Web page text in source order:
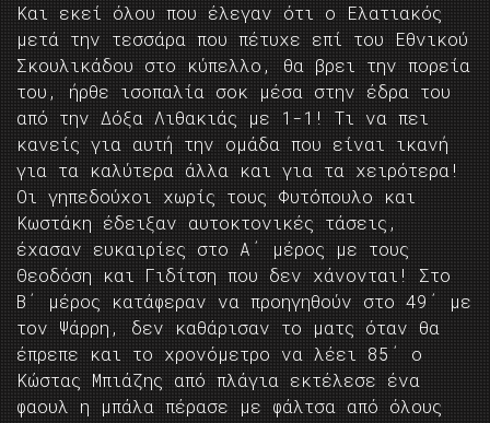
Και εκεί όλου που έλεγαν ότι ο Ελατιακός
μετά την τεσσάρα που πέτυχε επί του Εθνικού
Σκουλικάδου στο κύπελλο, θα βρει την πορεία
του, ήρθε ισοπαλία σοκ μέσα στην έδρα του
από την Δόξα Λιθακιάς με 1-1! Τι να πει
κανείς για αυτή την ομάδα που είναι ικανή
για τα καλύτερα άλλα και για τα χειρότερα!
Οι γηπεδούχοι χωρίς τους Φυτόπουλο και
Κωστάκη έδειξαν αυτοκτονικές τάσεις,
έχασαν ευκαιρίες στο Α΄ μέρος με τους
Θεοδόση και Γιδίτση που δεν χάνονται! Στο
Β΄ μέρος κατάφεραν να προηγηθούν στο 49΄ με
τον Ψάρρη, δεν καθάρισαν το ματς όταν θα
έπρεπε και το χρονόμετρο να λέει 85΄ ο
Κώστας Μπιάζης από πλάγια εκτέλεσε ένα
φαουλ η μπάλα πέρασε με φάλτσα από όλους